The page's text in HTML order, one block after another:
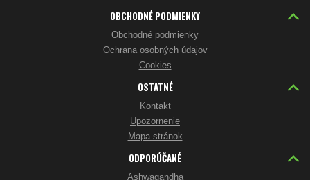
OBCHODNÉ PODMIENKY
Obchodné podmienky
Ochrana osobných údajov
Cookies
OSTATNÉ
Kontakt
Upozornenie
Mapa stránok
ODPORÚČANÉ
Ashwagandha